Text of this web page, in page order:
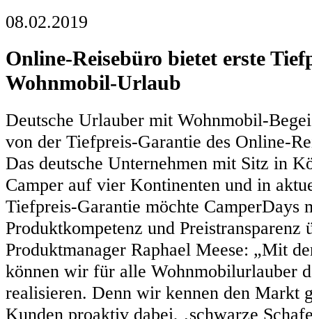
08.02.2019
Online-Reisebüro bietet erste
Wohnmobil-Urlaub
Deutsche Urlauber mit Wohnmobil-
von der Tiefpreis-Garantie des Online-
Das deutsche Unternehmen mit Sitz in
Camper auf vier Kontinenten und in
Tiefpreis-Garantie möchte CamperDays
Produktkompetenz und Preistransparenz
Produktmanager Raphael Meese: „Mit
können wir für alle Wohnmobilurlauber
realisieren. Denn wir kennen den Markt
Kunden proaktiv dabei, ‚schwarze